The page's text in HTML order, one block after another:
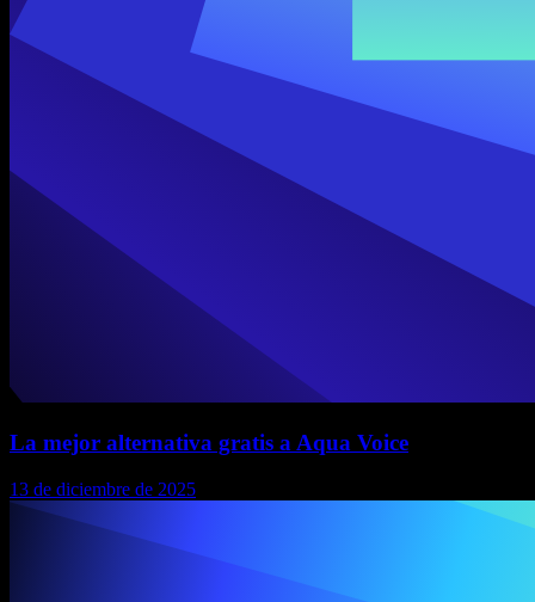
La mejor alternativa gratis a Aqua Voice
13 de diciembre de 2025